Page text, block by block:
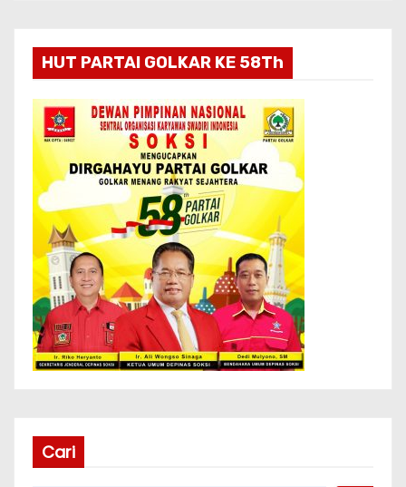
HUT PARTAI GOLKAR KE 58Th
Cari